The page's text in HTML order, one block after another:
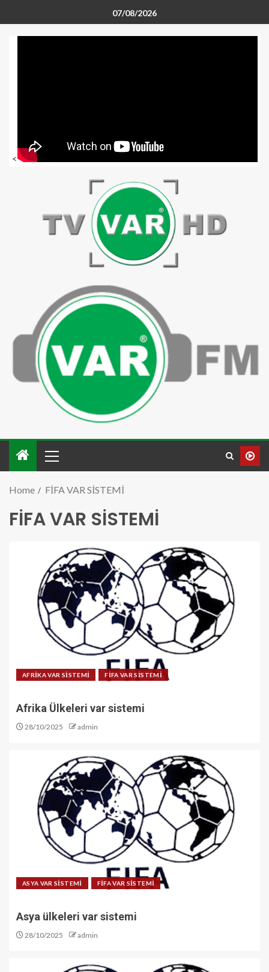
07/08/2026
<
Home FİFA VAR SİSTEMİ
FİFA VAR SİSTEMİ
AFRİKA VAR SİSTEMİ FİFA VAR SİSTEMİ
Afrika Ülkeleri var sistemi
28/10/2025 admin
ASYA VAR SİSTEMİ FİFA VAR SİSTEMİ
Asya ülkeleri var sistemi
28/10/2025 admin